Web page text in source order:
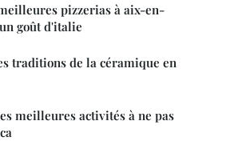
pizzerias à aix-en-
goût d'italie
traditions de la céramique en
meilleures activités à ne pas